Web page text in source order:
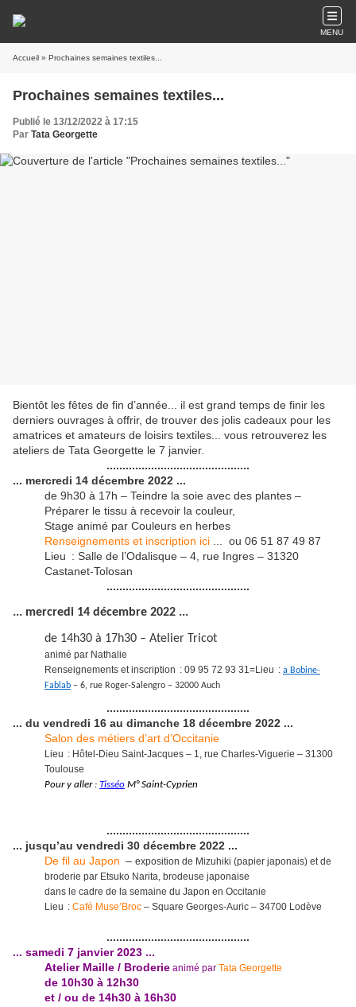
MENU
Accueil » Prochaines semaines textiles...
Prochaines semaines textiles...
Publié le 13/12/2022 à 17:15
Par Tata Georgette
Bientôt les fêtes de fin d’année... il est grand temps de finir les
derniers ouvrages à offrir, de trouver des jolis cadeaux pour les
amatrices et amateurs de loisirs textiles... vous retrouverez les
ateliers de Tata Georgette le 7 janvier.
.............................................
... mercredi 14 décembre 2022 ...
de 9h30 à 17h – Teindre la soie avec des plantes –
Préparer le tissu à recevoir la couleur,
Stage animé par Couleurs en herbes
Renseignements et inscription ici
... ou 06 51 87 49 87
Lieu : Salle de l’Odalisque – 4, rue Ingres – 31320
Castanet-Tolosan
.............................................
... mercredi 14 décembre 2022 ...
de 14h30 à 17h30 – Atelier Tricot
animé par Nathalie
Renseignements et inscription : 09 95 72 93 31=Lieu : a Bobine-
Fablab – 6, rue Roger-Salengro – 32000 Auch
.............................................
... du vendredi 16 au dimanche 18 décembre 2022 ...
Salon des métiers d’art d’Occitanie
Lieu : Hôtel-Dieu Saint-Jacques – 1, rue Charles-Viguerie – 31300
Toulouse
Pour y aller : Tisséo M° Saint-Cyprien
.............................................
... jusqu’au vendredi 30 décembre 2022 ...
De fil au Japon – exposition de Mizuhiki (papier japonais) et de
broderie par Etsuko Narita, brodeuse japonaise
dans le cadre de la semaine du Japon en Occitanie
Lieu : Café Muse’Broc – Square Georges-Auric – 34700 Lodève
.............................................
... samedi 7 janvier 2023 ...
Atelier Maille / Broderie animé par Tata Georgette
de 10h30 à 12h30
et / ou de 14h30 à 16h30